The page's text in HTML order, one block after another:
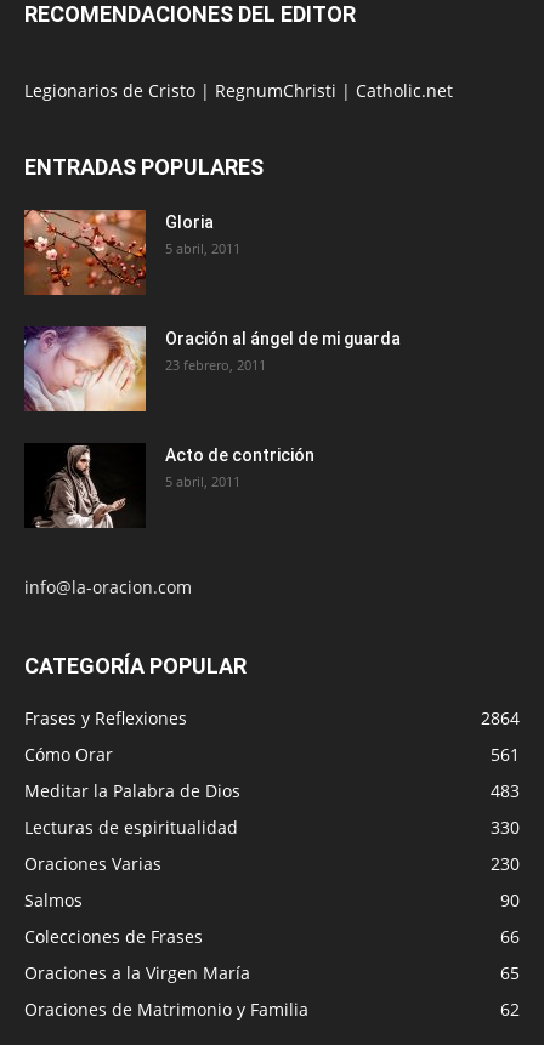
RECOMENDACIONES DEL EDITOR
Legionarios de Cristo | RegnumChristi | Catholic.net
ENTRADAS POPULARES
Gloria
5 abril, 2011
Oración al ángel de mi guarda
23 febrero, 2011
Acto de contrición
5 abril, 2011
info@la-oracion.com
CATEGORÍA POPULAR
Frases y Reflexiones
2864
Cómo Orar
561
Meditar la Palabra de Dios
483
Lecturas de espiritualidad
330
Oraciones Varias
230
Salmos
90
Colecciones de Frases
66
Oraciones a la Virgen María
65
Oraciones de Matrimonio y Familia
62